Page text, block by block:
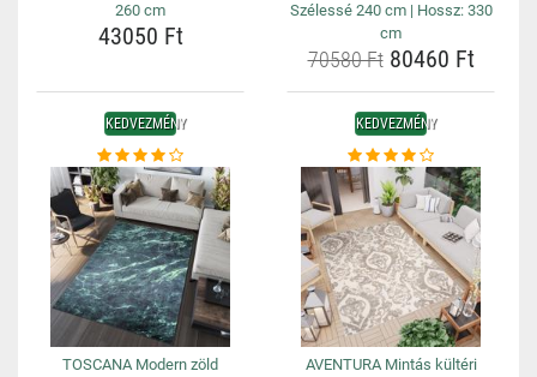
260 cm
43050 Ft
Szélessé 240 cm | Hossz: 330
cm
70580 Ft80460 Ft
KEDVEZMÉNY
TOSCANA Modern zöld
KEDVEZMÉNY
AVENTURA Mintás kültéri